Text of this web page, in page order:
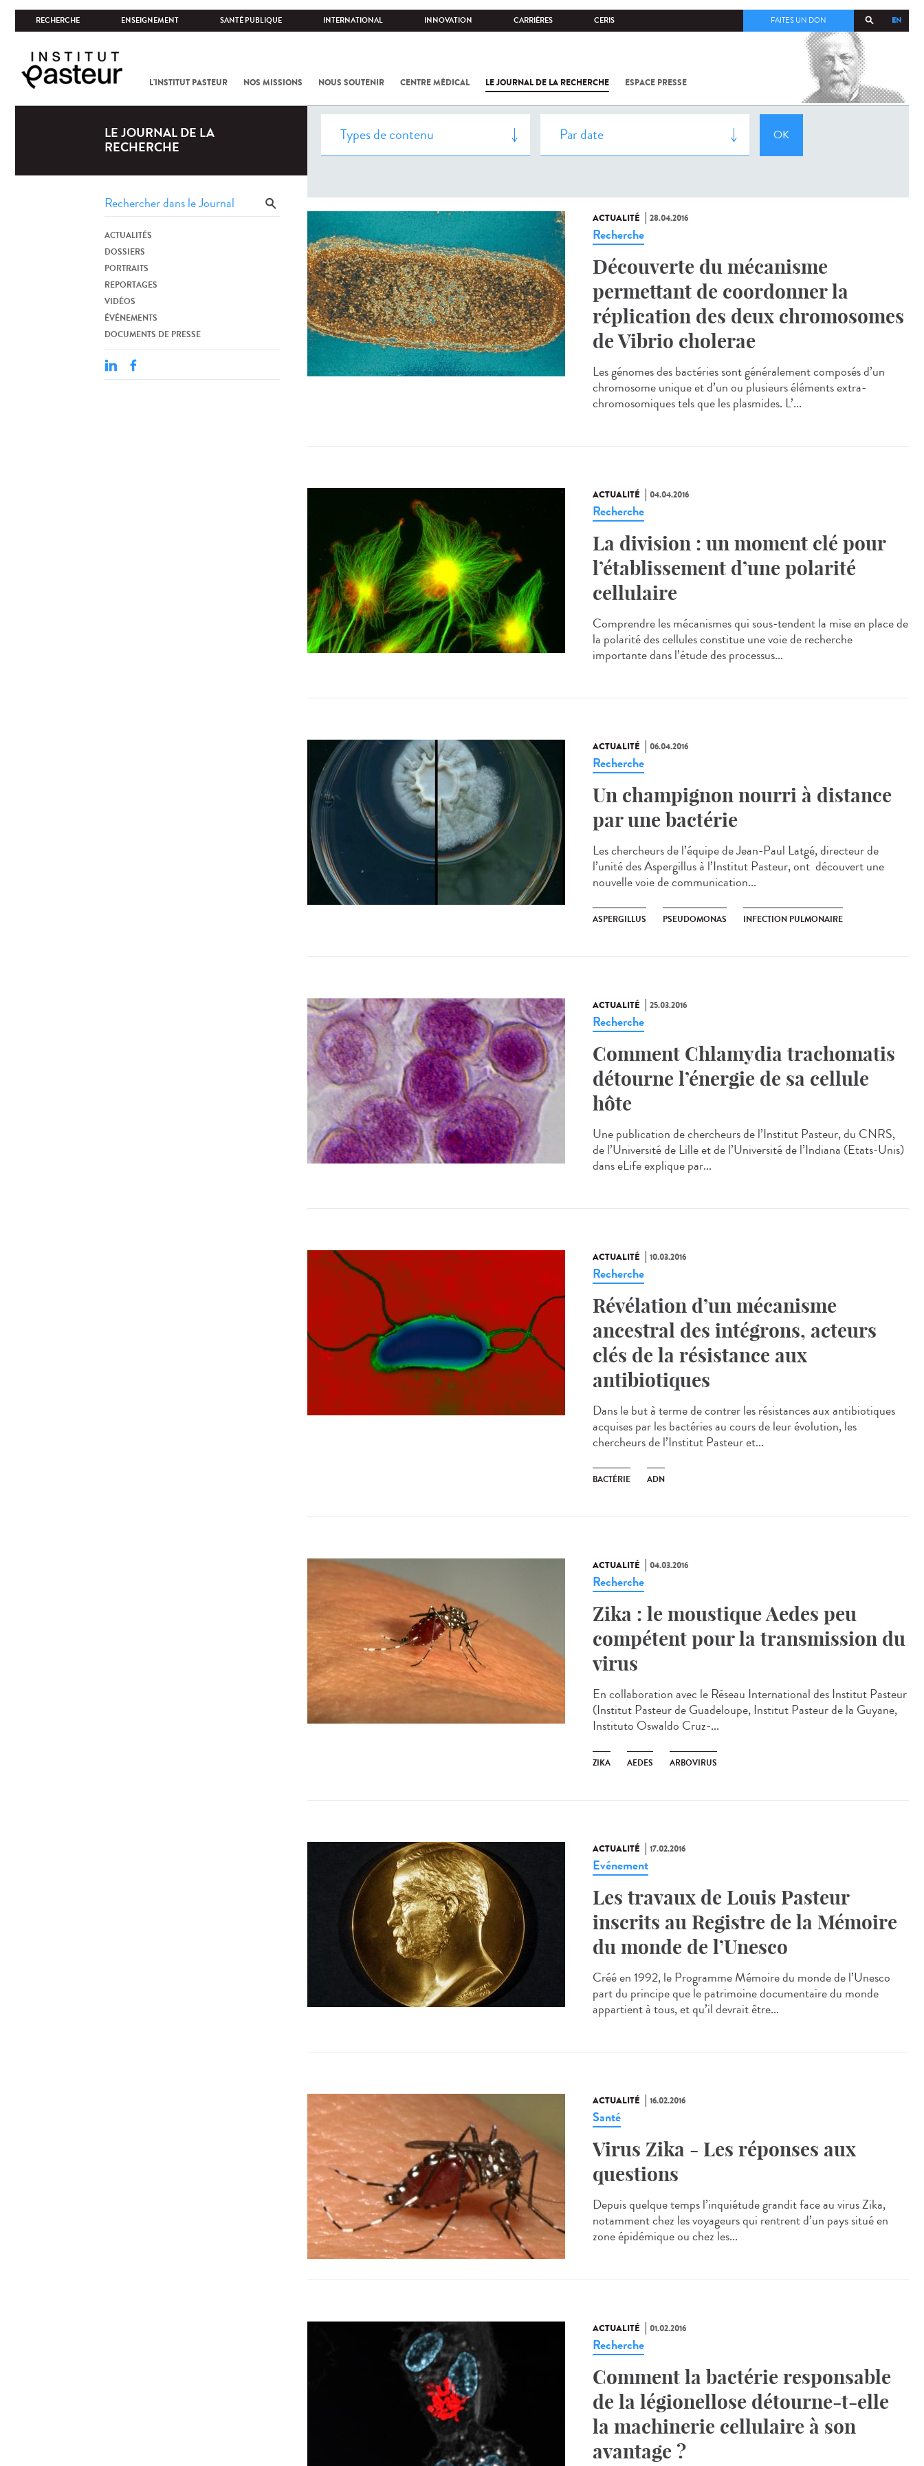
RECHERCHE ENSEIGNEMENT SANTÉ PUBLIQUE INTERNATIONAL INNOVATION CARRIÈRES CERIS EN
FAITES UN DON
L'INSTITUT PASTEUR NOS MISSIONS NOUS SOUTENIR CENTRE MÉDICAL LE JOURNAL DE LA RECHERCHE ESPACE PRESSE
COV-2 /
L'INSTITUT
PASTEUR
LE JOURNAL DE LA
RECHERCHE
ACTUALITÉS
DOSSIERS
PORTRAITS
REPORTAGES
VIDÉOS
ÉVÉNEMENTS
DOCUMENTS DE PRESSE
ACTUALITÉ 28.04.2016
Recherche
Découverte du mécanisme
permettant de coordonner la
réplication des deux chromosomes
de Vibrio cholerae
Les génomes des bactéries sont généralement composés d’un
chromosome unique et d’un ou plusieurs éléments extra-
chromosomiques tels que les plasmides. L’...
ACTUALITÉ 04.04.2016
Recherche
La division : un moment clé pour
l’établissement d’une polarité
cellulaire
Comprendre les mécanismes qui sous-tendent la mise en place de
la polarité des cellules constitue une voie de recherche
importante dans l’étude des processus...
ACTUALITÉ 06.04.2016
Recherche
Un champignon nourri à distance
par une bactérie
Les chercheurs de l’équipe de Jean-Paul Latgé, directeur de
l’unité des Aspergillus à l’Institut Pasteur, ont découvert une
nouvelle voie de communication...
ASPERGILLUS PSEUDOMONAS INFECTION PULMONAIRE
ACTUALITÉ 25.03.2016
Recherche
Comment Chlamydia trachomatis
détourne l’énergie de sa cellule
hôte
Une publication de chercheurs de l’Institut Pasteur, du CNRS,
de l’Université de Lille et de l’Université de l’Indiana (Etats-Unis)
dans eLife explique par...
ACTUALITÉ 10.03.2016
Recherche
Révélation d’un mécanisme
ancestral des intégrons, acteurs
clés de la résistance aux
antibiotiques
Dans le but à terme de contrer les résistances aux antibiotiques
acquises par les bactéries au cours de leur évolution, les
chercheurs de l’Institut Pasteur et...
BACTÉRIE ADN
ACTUALITÉ 04.03.2016
Recherche
Zika : le moustique Aedes peu
compétent pour la transmission du
virus
En collaboration avec le Réseau International des Institut Pasteur
(Institut Pasteur de Guadeloupe, Institut Pasteur de la Guyane,
Instituto Oswaldo Cruz-...
ZIKA AEDES ARBOVIRUS
ACTUALITÉ 17.02.2016
Evénement
Les travaux de Louis Pasteur
inscrits au Registre de la Mémoire
du monde de l’Unesco
Créé en 1992, le Programme Mémoire du monde de l’Unesco
part du principe que le patrimoine documentaire du monde
appartient à tous, et qu’il devrait être...
ACTUALITÉ 16.02.2016
Santé
Virus Zika - Les réponses aux
questions
Depuis quelque temps l’inquiétude grandit face au virus Zika,
notamment chez les voyageurs qui rentrent d’un pays situé en
zone épidémique ou chez les...
ACTUALITÉ 01.02.2016
Recherche
Comment la bactérie responsable
de la légionellose détourne-t-elle
la machinerie cellulaire à son
avantage ?